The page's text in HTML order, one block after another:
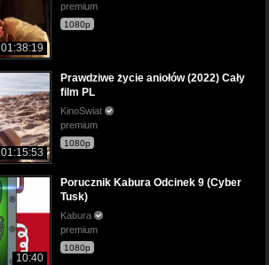
01:38:19
premium
1080p
01:15:53
Prawdziwe życie aniołów (2022) Cały
film PL
KinoSwiat
premium
1080p
10:40
Porucznik Kabura Odcinek 9 (Cyber
Tusk)
Kabura
premium
1080p